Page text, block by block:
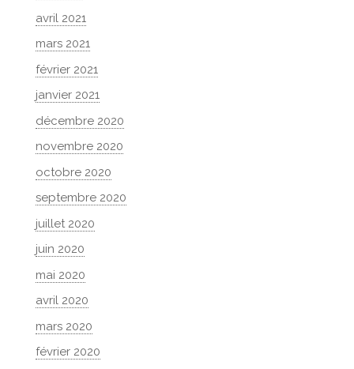
avril 2021
mars 2021
février 2021
janvier 2021
décembre 2020
novembre 2020
octobre 2020
septembre 2020
juillet 2020
juin 2020
mai 2020
avril 2020
mars 2020
février 2020